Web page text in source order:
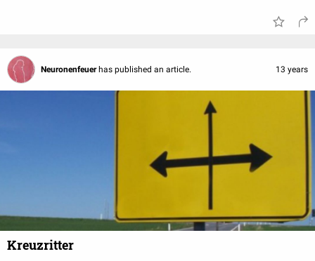
Neuronenfeuer has published an article. 13 years
Kreuzritter